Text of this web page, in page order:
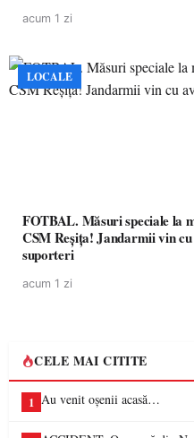
acum 1 zi
LOCALE
FOTBAL. Măsuri speciale la
CSM Reșița! Jandarmii vin
suporteri
acum 1 zi
CELE MAI CITITE
1 Au venit oșenii acasă…